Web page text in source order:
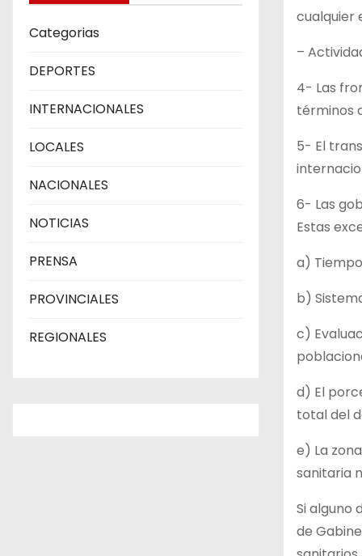
Categorias
DEPORTES
INTERNACIONALES
LOCALES
NACIONALES
NOTICIAS
PRENSA
PROVINCIALES
REGIONALES
cualquier
–
4- Las
términos
5- El
6- Las
Estas
a)
b)
c)
d) El
total del
e) La
sanitaria
Si alguno
de